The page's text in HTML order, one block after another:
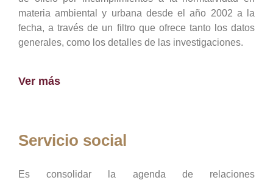
materia ambiental y urbana desde el año 2002 a la
fecha, a través de un filtro que ofrece tanto los datos
generales, como los detalles de las investigaciones.
Ver más
Servicio social
Es consolidar la agenda de relaciones